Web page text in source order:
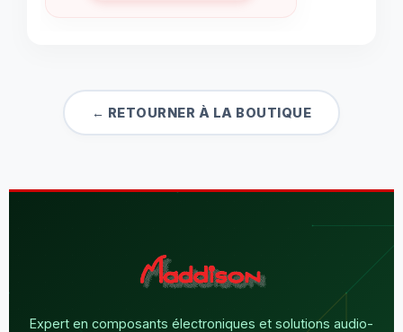
← RETOURNER À LA BOUTIQUE
Expert en composants électroniques et solutions audio-